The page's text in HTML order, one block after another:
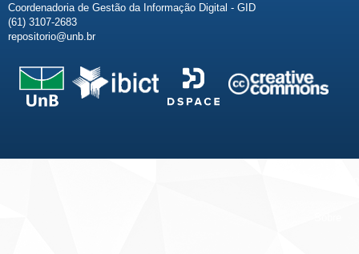
Coordenadoria de Gestão da Informação Digital - GID
(61) 3107-2683
repositorio@unb.br